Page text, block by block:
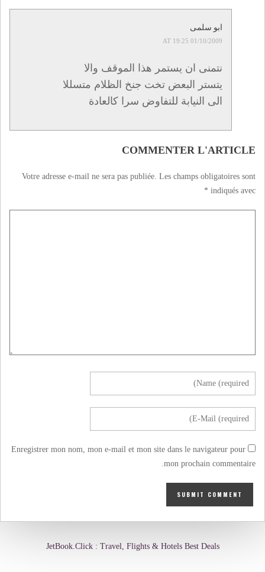
ابو سلمى
01/10/2009 AT 19:25
نتمنى ان يستمر هذا الموقف والا
يتستر البعض تخت جنخ الظلام متسللا
الى النيابة للتفاوض سرا كالعادة
COMMENTER L'ARTICLE
Votre adresse e-mail ne sera pas publiée. Les champs obligatoires sont
indiqués avec
*
Enregistrer mon nom, mon e-mail et mon site dans le navigateur pour
mon prochain commentaire.
JetBook.Click : Travel, Flights & Hotels Best Deals